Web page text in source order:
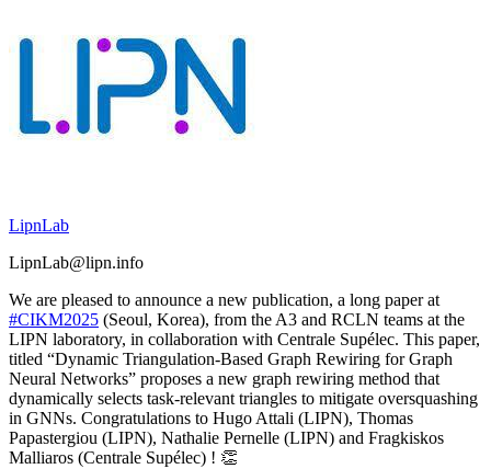
LipnLab
LipnLab@lipn.info
We are pleased to announce a new publication, a long paper at
#CIKM2025 (Seoul, Korea), from the A3 and RCLN teams at the
LIPN laboratory, in collaboration with Centrale Supélec. This paper,
titled “Dynamic Triangulation-Based Graph Rewiring for Graph
Neural Networks” proposes a new graph rewiring method that
dynamically selects task-relevant triangles to mitigate oversquashing
in GNNs. Congratulations to Hugo Attali (LIPN), Thomas
Papastergiou (LIPN), Nathalie Pernelle (LIPN) and Fragkiskos
Malliaros (Centrale Supélec) ! 👏